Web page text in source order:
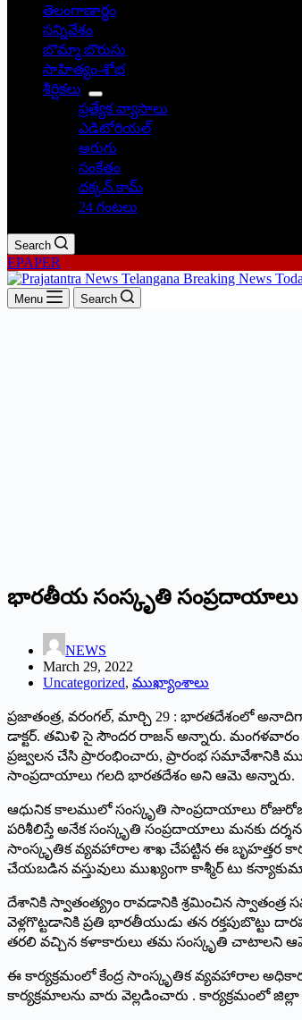
తెలంగాణార్థం
సన్నివేశం
బొమ్మా బొరుసు
సాహిత్యం-శోభ
శీర్షికలు
ప్రత్యేక వ్యాసాలు
ఎడిటోరియల్
అరుగు
సంకేతం
దక్కన్.కామ్
24 గంటలు
Search
EPAPER
Menu Search
భారతీయ సంస్కృతి సంప్రదాయాలు
NEWS
March 29, 2022
Uncategorized, ముఖ్యాంశాలు
ప్రజాతంత్ర, వరంగల్‌, ‌మార్చి 29 : భారతదేశంలో
‌డాక్టర్‌. ‌తమిళి సై సౌందర రాజన్‌ అన్నారు. మంగళవారం
ప్రజ్వలన చేసి ప్రారంభించారు, ప్రారంభ సమావేశానికి
సాంప్రదాయాలు గలది భారతదేశం అని ఆమె అన్నారు.
ఆధునిక కాలములో సంస్కృతి సాంప్రదాయాలు
పరిశీలిస్తే అనేక సంస్కృతి సంప్రదాయాలు మనకు
సాంస్కృతిక వ్యవహారాల శాఖ చేపట్టిన ఈ బృహత్తర
చేయబడిన వస్తువులు ముఖ్యంగా కాశ్మీర్‌ ‌టు
దేశానికి స్వాతంత్య్రం రావడానికి శ్రమించిన
వెళ్లగొట్టడానికి ప్రతి భారతీయుడు తన
తరలి వచ్చిన కళాకారులు తమ సంస్కృతి చాటాలని
ఈ కార్యక్రమంలో కేంద్ర సాంస్కృతిక వ్యవహారాల
కార్యక్రమాలను వారు వెల్లడించారు . కార్యక్రమంలో